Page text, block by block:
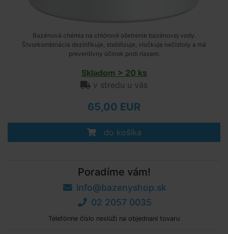
Bazénová chémia na chlórové ošetrenie bazénovej vody.
Štvorkombinácia dezinfikuje, stabilizuje, vločkuje nečistoty a má
preventívny účinok proti riasam.
Skladom > 20 ks
v stredu u vás
65,00 EUR
do košíka
Poradíme vám!
info@bazenyshop.sk
02 2057 0035
Telefónne číslo neslúži na objednaní tovaru